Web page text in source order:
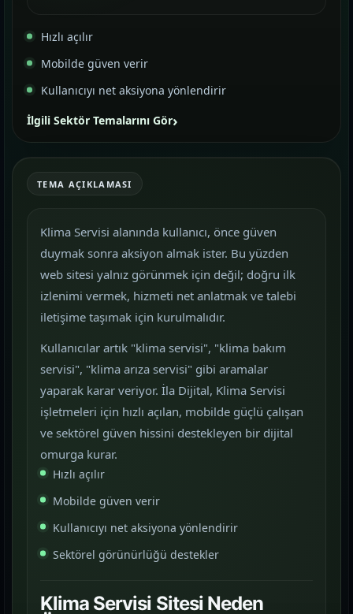
Hızlı açılır
Mobilde güven verir
Kullanıcıyı net aksiyona yönlendirir
İlgili Sektör Temalarını Gör
TEMA AÇIKLAMASI
Klima Servisi alanında kullanıcı, önce güven
duymak sonra aksiyon almak ister. Bu yüzden
web sitesi yalnız görünmek için değil; doğru ilk
izlenimi vermek, hizmeti net anlatmak ve talebi
iletişime taşımak için kurulmalıdır.
Kullanıcılar artık "klima servisi", "klima bakım
servisi", "klima arıza servisi" gibi aramalar
yaparak karar veriyor. İla Dijital, Klima Servisi
işletmeleri için hızlı açılan, mobilde güçlü çalışan
ve sektörel güven hissini destekleyen bir dijital
omurga kurar.
Hızlı açılır
Mobilde güven verir
Kullanıcıyı net aksiyona yönlendirir
Sektörel görünürlüğü destekler
Klima Servisi Sitesi Neden